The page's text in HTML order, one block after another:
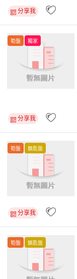
分享我
筍盤 獨家
分享我
筍盤 鎖匙盤
分享我
筍盤 鎖匙盤